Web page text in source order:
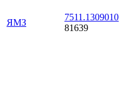
ЯМЗ
7511.1309010
81639